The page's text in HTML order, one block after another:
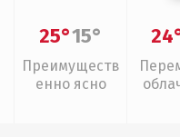
25°15°
Преимуществ
енно ясно